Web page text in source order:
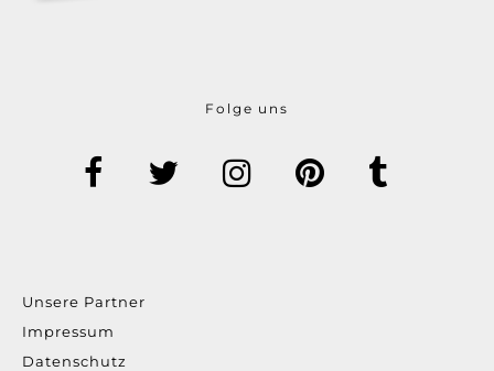
Folge uns
Unsere Partner
Impressum
Datenschutz